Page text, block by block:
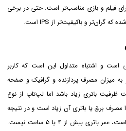
فیلم و بازی مناسب‌تر است. حتی در برخی
و اشتباه متداول این است که کاربر
میزان مصرف پردازنده و گرافیک و صفحه
باتری زیاد باشد اما لپ‌تاپ از نوع
مصرف برق یا باتری آن زیاد است و در نتیجه
با وجود اینکه ظرفیت باتری زیاد است، عمر باتری بیش از ۴ یا ۵ ساعت نیست.